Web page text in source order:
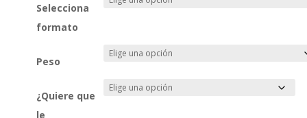
Selecciona
formato
Peso
¿Quiere que
le